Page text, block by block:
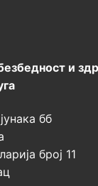
и
бб
број 11